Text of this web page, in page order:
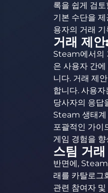
록을 쉽게 검
기본 수단을
용자의 거래
거래 제
Steam에서의
은 사용자 간
니다. 거래 제
합니다. 사용
당사자의 응답
Steam 생태계
포괄적인 가이
게임 경험을
스팀 거
반면에,
래를 카탈로그
관련 참여자